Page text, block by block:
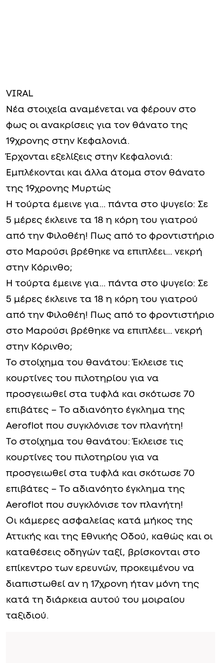
VIRAL
Νέα στοιχεία αναμένεται να φέρουν στο
φως οι ανακρίσεις για τον θάνατο της
19χρονης στην Κεφαλονιά.
Έρχονται εξελίξεις στην Κεφαλονιά:
Εμπλέκονται και άλλα άτομα στον θάνατο
της 19χρονης Μυρτώς
Η τούρτα έμεινε για… πάντα στο ψυγείο: Σε
5 μέρες έκλεινε τα 18 η κόρη του γιατρού
από την Φιλοθέη! Πως από το φροντιστήριο
στο Μαρούσι βρέθηκε να επιπλέει… νεκρή
στην Κόρινθο;
Η τούρτα έμεινε για… πάντα στο ψυγείο: Σε
5 μέρες έκλεινε τα 18 η κόρη του γιατρού
από την Φιλοθέη! Πως από το φροντιστήριο
στο Μαρούσι βρέθηκε να επιπλέει… νεκρή
στην Κόρινθο;
Το στοίχημα του θανάτου: Έκλεισε τις
κουρτίνες του πιλοτηρίου για να
προσγειωθεί στα τυφλά και σκότωσε 70
επιβάτες – Το αδιανόητο έγκλημα της
Aeroflot που συγκλόνισε τον πλανήτη!
Το στοίχημα του θανάτου: Έκλεισε τις
κουρτίνες του πιλοτηρίου για να
προσγειωθεί στα τυφλά και σκότωσε 70
επιβάτες – Το αδιανόητο έγκλημα της
Aeroflot που συγκλόνισε τον πλανήτη!
Οι κάμερες ασφαλείας κατά μήκος της
Αττικής και της Εθνικής Οδού, καθώς και οι
καταθέσεις οδηγών ταξί, βρίσκονται στο
επίκεντρο των ερευνών, προκειμένου να
διαπιστωθεί αν η 17χρονη ήταν μόνη της
κατά τη διάρκεια αυτού του μοιραίου
ταξιδιού.